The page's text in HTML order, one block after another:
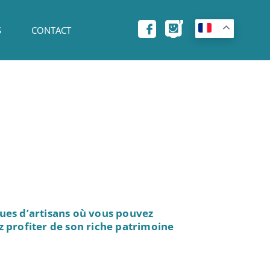
CONTACT
d’artisans où vous pouvez
profiter de son riche patrimoine